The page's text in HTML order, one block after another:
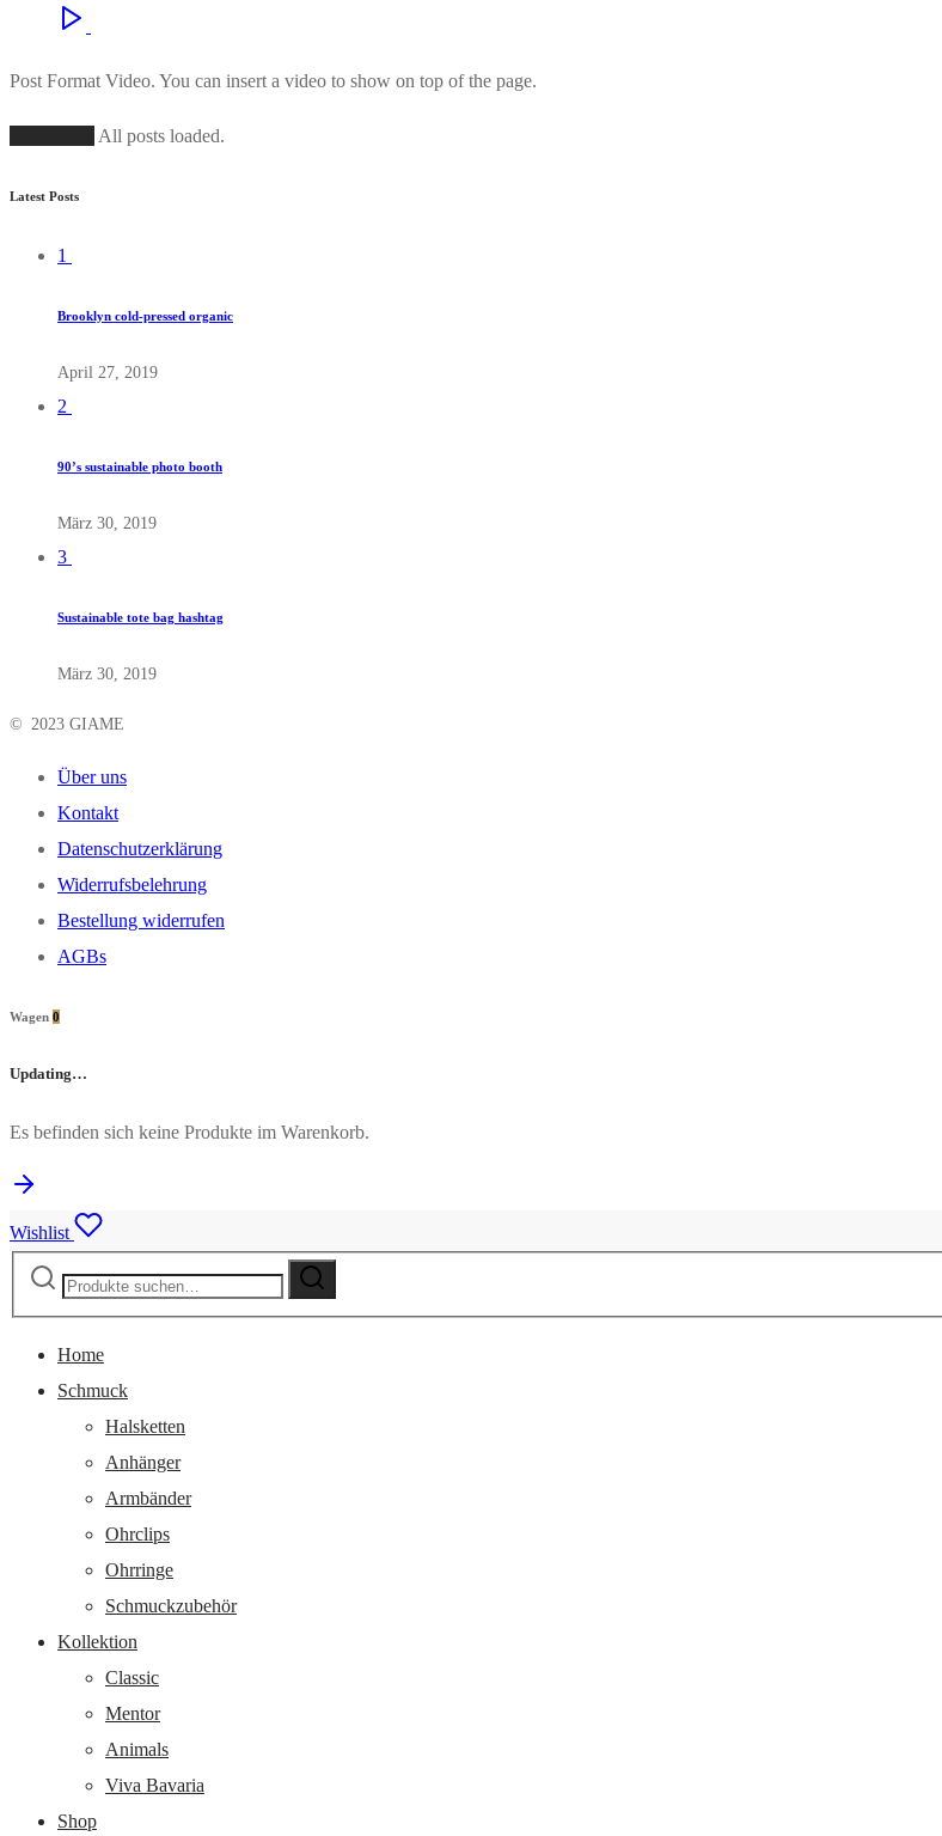
Post Format Video. You can insert a video to show on top of the page.
All posts loaded.
Latest Posts
1
Brooklyn cold-pressed organic
April 27, 2019
2
90’s sustainable photo booth
März 30, 2019
3
Sustainable tote bag hashtag
März 30, 2019
© 2023 GIAME
Über uns
Kontakt
Datenschutzerklärung
Widerrufsbelehrung
Bestellung widerrufen
AGBs
Wagen 0
Updating…
Es befinden sich keine Produkte im Warenkorb.
Wishlist
Suche
Suche
Home
Schmuck
Halsketten
Anhänger
Armbänder
Ohrclips
Ohrringe
Schmuckzubehör
Kollektion
Classic
Mentor
Animals
Viva Bavaria
Shop